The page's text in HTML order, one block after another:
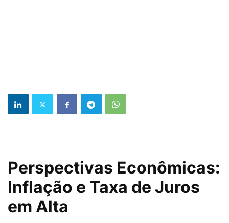
Perspectivas Econômicas:
Inflação e Taxa de Juros
em Alta